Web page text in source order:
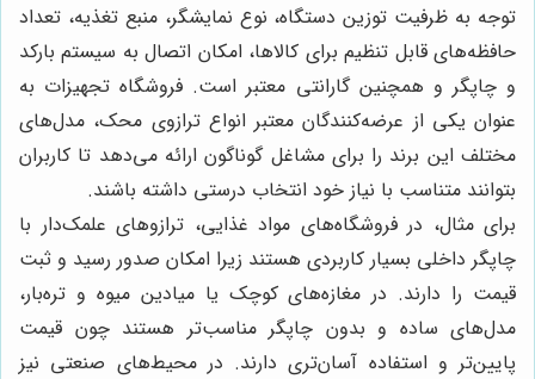
توجه به ظرفیت توزین دستگاه، نوع نمایشگر، منبع تغذیه، تعداد
حافظه‌های قابل تنظیم برای کالاها، امکان اتصال به سیستم بارکد
و چاپگر و همچنین گارانتی معتبر است. فروشگاه تجهیزات به
عنوان یکی از عرضه‌کنندگان معتبر انواع ترازوی محک، مدل‌های
مختلف این برند را برای مشاغل گوناگون ارائه می‌دهد تا کاربران
بتوانند متناسب با نیاز خود انتخاب درستی داشته باشند.
برای مثال، در فروشگاه‌های مواد غذایی، ترازوهای علمک‌دار با
چاپگر داخلی بسیار کاربردی هستند زیرا امکان صدور رسید و ثبت
قیمت را دارند. در مغازه‌های کوچک یا میادین میوه و تره‌بار،
مدل‌های ساده و بدون چاپگر مناسب‌تر هستند چون قیمت
پایین‌تر و استفاده آسان‌تری دارند. در محیط‌های صنعتی نیز